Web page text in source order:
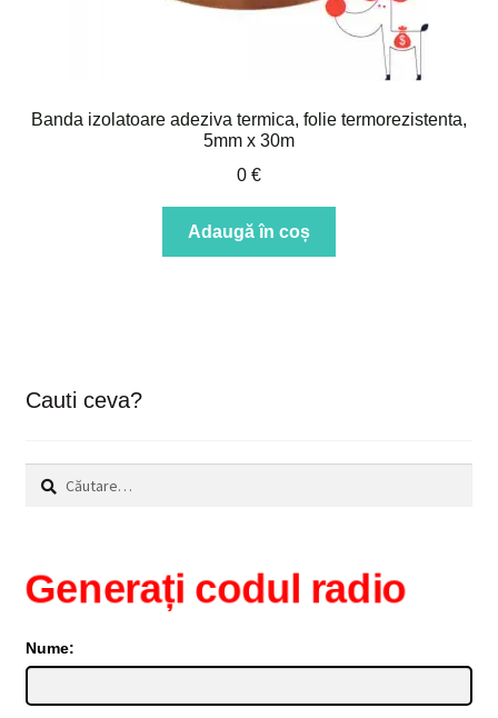
Banda izolatoare adeziva termica, folie termorezistenta,
5mm x 30m
0 €
Adaugă în coș
Cauti ceva?
Caută
după:
Generați codul radio
Nume: